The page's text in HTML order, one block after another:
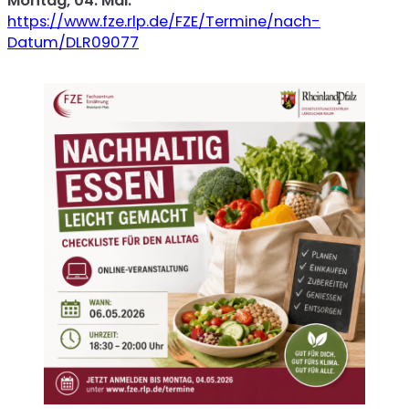
https://www.fze.rlp.de/FZE/Termine/nach-
Datum/DLR09077